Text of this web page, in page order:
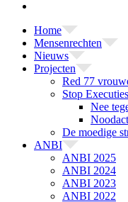
Home
Mensenrechten
Nieuws
Projecten
Red 77
Stop Executies
Nee
De moedige
ANBI
ANBI 2025
ANBI 2024
ANBI 2023
ANBI 2022